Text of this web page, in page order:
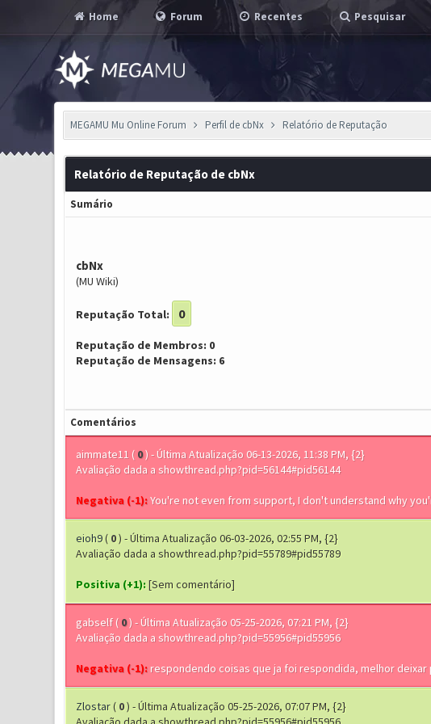
Home Forum Recentes Pesquisar
MEGAMU Mu Online Forum Perfil de cbNx Relatório de Reputação
Relatório de Reputação de cbNx
Sumário
cbNx
(MU Wiki)
Reputação Total: 0
Reputação de Membros: 0
Reputação de Mensagens: 6
Comentários
aimmate11 ( 0) - Última Atualização 06-13-2026, 11:38 PM, {2}
Avaliação dada a showthread.php?pid=56144#pid56144
Negativa (-1):You're not even from support, I don't understand why
eioh9( 0) - Última Atualização 06-03-2026, 02:55 PM, {2}
Avaliação dada a showthread.php?pid=55789#pid55789
Positiva (+1): [Sem comentário]
gabself ( 0) - Última Atualização 05-25-2026, 07:21 PM, {2}
Avaliação dada a showthread.php?pid=55956#pid55956
Negativa (-1):respondendo coisas que ja foi respondida, melhor deixar
Zlostar( 0) - Última Atualização 05-25-2026, 07:07 PM, {2}